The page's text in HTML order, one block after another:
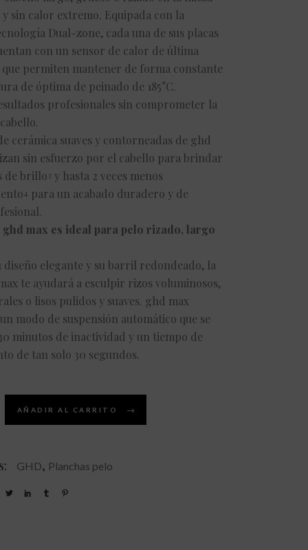
y sin calor extremo. Equipada con la
Dual-zone, cada una de sus placas
con un sensor de calor de última
permiten mantener de forma constante
de óptima de peinado de 185°C.
profesionales sin comprometer la
cerámica suaves y contorneadas de ghd
sin esfuerzo por el cabello para brindar
de brillo 3 y hasta 2 veces menos
4 para un acabado duradero y de
max es ideal para pelo rizado, largo
diseño elegante y su barril redondeado, la
te ayudará a esculpir rizos voluminosos,
o lisos pulidos y suaves. ghd max
modo de suspensión automático que se
minutos de inactividad y un tiempo de
de tan solo 30 segundos.
AÑADIR AL CARRITO
GHD, Planchas pelo